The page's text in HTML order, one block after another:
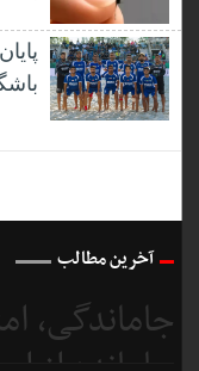
آخرین مطالب
جاماندگی،